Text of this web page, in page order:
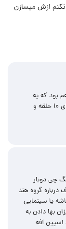
نکنم ازش میسازن
هم بود که یه
سریال اسپیناف هم دارن میسازن مربوط به اعضای ۱۰ حلقه و
چی دوبار
گروه هند
یا سینمایی
بها دادن به
آفه